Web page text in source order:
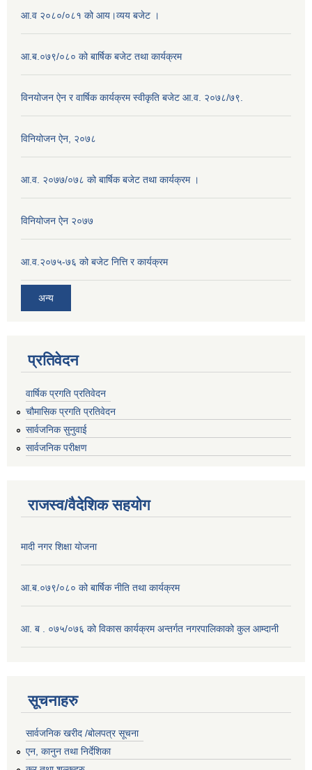
आ.व २०८०/०८१ को आय।व्यय बजेट ।
आ.ब.०७९/०८० को बार्षिक बजेट तथा कार्यक्रम
विनयोजन ऐन र वार्षिक कार्यक्रम स्वीकृति बजेट आ.व. २०७८/७९.
विनियोजन ऐन, २०७८
आ.व. २०७७/०७८ को बार्षिक बजेट तथा कार्यक्रम ।
विनियोजन ऐन २०७७
आ.व.२०७५-७६ को बजेट नित्ति र कार्यक्रम
अन्य
प्रतिवेदन
वार्षिक प्रगति प्रतिवेदन
चौमासिक प्रगति प्रतिवेदन
सार्वजनिक सुनुवाई
सार्वजनिक परीक्षण
राजस्व/वैदेशिक सहयोग
मादी नगर शिक्षा योजना
आ.ब.०७९/०८० को बार्षिक नीति तथा कार्यक्रम
आ. ब . ०७५/०७६ को विकास कार्यक्रम अन्तर्गत नगरपालिकाको कुल आम्दानी
सूचनाहरु
सार्वजनिक खरीद /बोलपत्र सूचना
एन, कानुन तथा निर्देशिका